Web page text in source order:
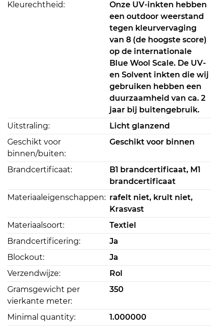
Kleurechtheid:
Onze UV-inkten hebben
een outdoor weerstand
tegen kleurvervaging
van 8 (de hoogste score)
op de internationale
Blue Wool Scale. De UV-
en Solvent inkten die wij
gebruiken hebben een
duurzaamheid van ca. 2
jaar bij buitengebruik.
Uitstraling:
Licht glanzend
Geschikt voor
binnen/buiten:
Geschikt voor binnen
Brandcertificaat:
B1 brandcertificaat, M1
brandcertificaat
Materiaaleigenschappen: rafelt niet, krult niet,
Krasvast
Materiaalsoort:
Textiel
Brandcertificering:
Ja
Blockout:
Ja
Verzendwijze:
Rol
Gramsgewicht per
vierkante meter:
350
Minimal quantity: 1.000000